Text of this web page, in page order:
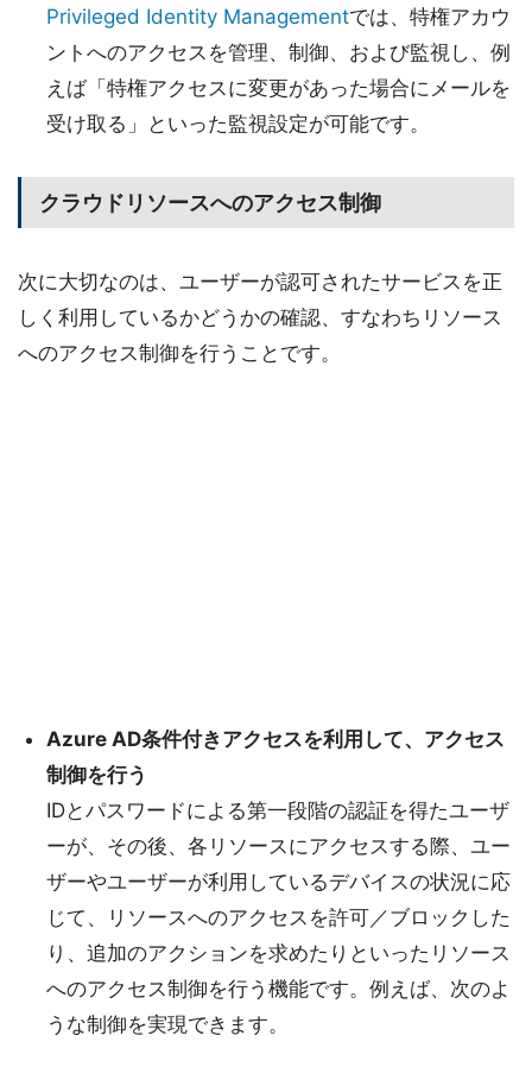
Privileged Identity Managementでは、特権アカウ
ントへのアクセスを管理、制御、および監視し、例
えば「特権アクセスに変更があった場合にメールを
受け取る」といった監視設定が可能です。
クラウドリソースへのアクセス制御
次に大切なのは、ユーザーが認可されたサービスを正
しく利用しているかどうかの確認、すなわちリソース
へのアクセス制御を行うことです。
Azure AD条件付きアクセスを利用して、アクセス
制御を行う
IDとパスワードによる第一段階の認証を得たユーザ
ーが、その後、各リソースにアクセスする際、ユー
ザーやユーザーが利用しているデバイスの状況に応
じて、リソースへのアクセスを許可／ブロックした
り、追加のアクションを求めたりといったリソース
へのアクセス制御を行う機能です。例えば、次のよ
うな制御を実現できます。